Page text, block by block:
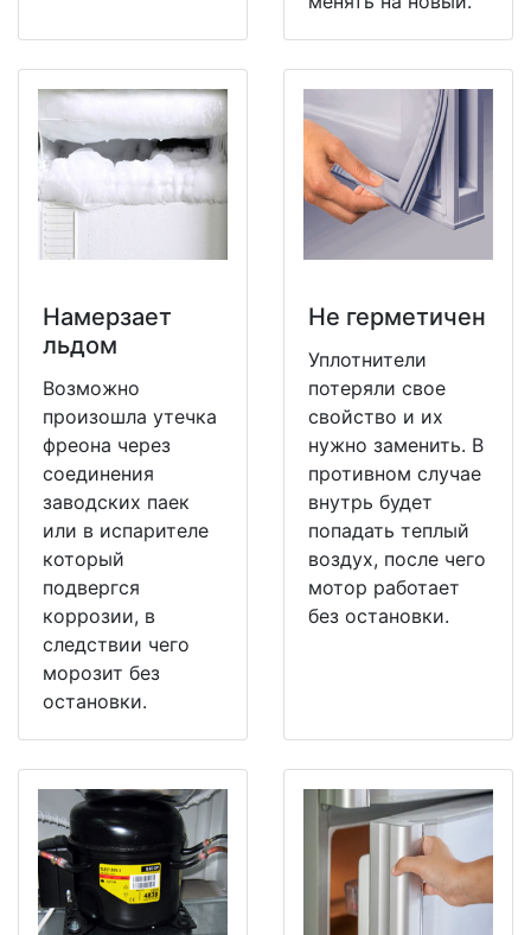
Намерзает
льдом
Возможно
произошла утечка
фреона через
соединения
заводских паек
или в испарителе
который
подвергся
коррозии, в
следствии чего
морозит без
остановки.
Не герметичен
Уплотнители
потеряли свое
свойство и их
нужно заменить. В
противном случае
внутрь будет
попадать теплый
воздух, после чего
мотор работает
без остановки.